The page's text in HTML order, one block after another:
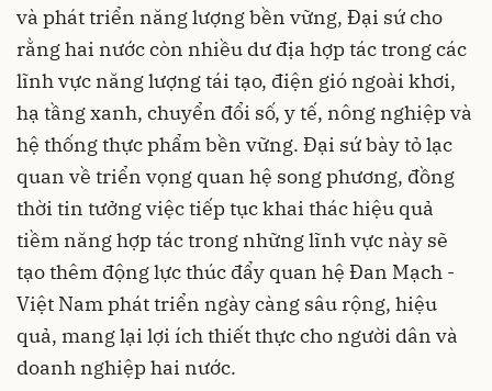
và phát triển năng lượng bền vững, Đại sứ cho
rằng hai nước còn nhiều dư địa hợp tác trong các
lĩnh vực năng lượng tái tạo, điện gió ngoài khơi,
hạ tầng xanh, chuyển đổi số, y tế, nông nghiệp và
hệ thống thực phẩm bền vững. Đại sứ bày tỏ lạc
quan về triển vọng quan hệ song phương, đồng
thời tin tưởng việc tiếp tục khai thác hiệu quả
tiềm năng hợp tác trong những lĩnh vực này sẽ
tạo thêm động lực thúc đẩy quan hệ Đan Mạch -
Việt Nam phát triển ngày càng sâu rộng, hiệu
quả, mang lại lợi ích thiết thực cho người dân và
doanh nghiệp hai nước.